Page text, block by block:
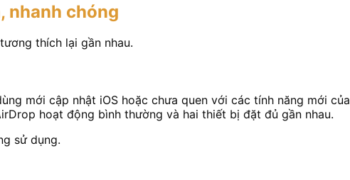
nhanh chóng
thích lại gần nhau.
mới cập nhật iOS hoặc chưa quen với các tính năng mới của
hoạt động bình thường và hai thiết bị đặt đủ gần nhau.
sử dụng.